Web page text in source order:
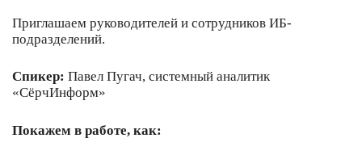
Приглашаем руководителей и сотрудников ИБ-
подразделений.
Спикер: Павел Пугач, системный аналитик
«СёрчИнформ»
Покажем в работе, как: